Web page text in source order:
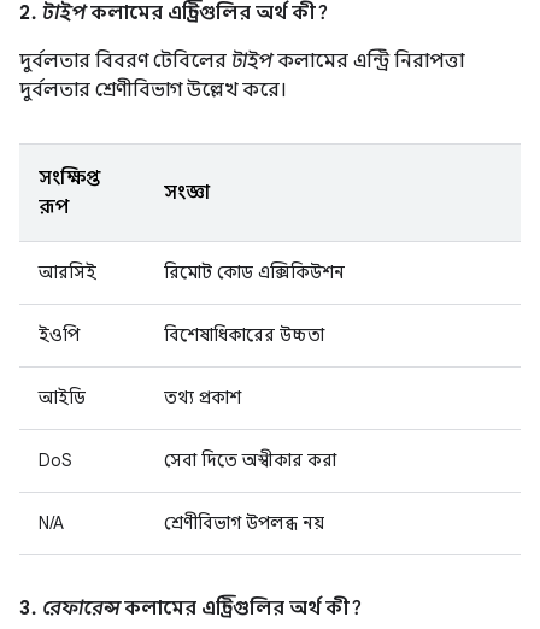
2. টাইপকলামের এন্ট্রিগুলির অর্থ কী?
দুর্বলতার বিবরণ টেবিলের টাইপকলামের এন্ট্রি নিরাপত্তা
দুর্বলতার শ্রেণীবিভাগ উল্লেখ করে।
সংক্ষিপ্ত
রূপ
সংজ্ঞা
আরসিই রিমোট কোড এক্সিকিউশন
ইওপি বিশেষাধিকারের উচ্চতা
আইডি তথ্য প্রকাশ
DoS সেবা দিতে অস্বীকার করা
N/A শ্রেণীবিভাগ উপলব্ধ নয়
3. রেফারেন্সকলামের এন্ট্রিগুলির অর্থ কী?